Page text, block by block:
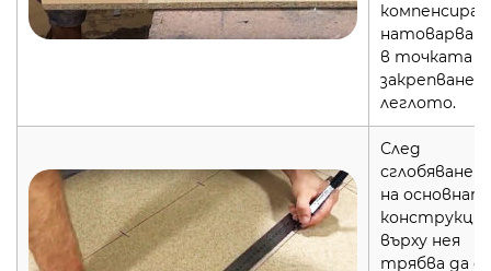
компенсира
в точката
закрепване
леглото.
След
на
конструкция
върху нея
трябва да се